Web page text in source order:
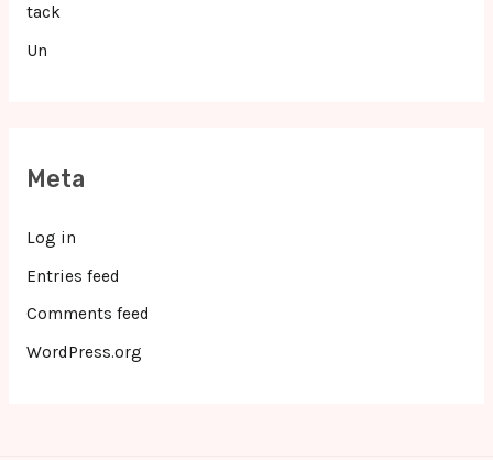
tack
Un
Meta
Log in
Entries feed
Comments feed
WordPress.org